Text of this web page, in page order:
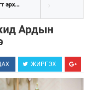
эрх...
Ардын
ЖИРГЭХ